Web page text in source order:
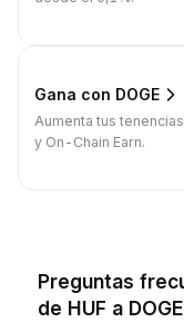
Gana con DOGE
Aumenta tus
y On-Chain Earn.
Preguntas
de HUF a DOGE